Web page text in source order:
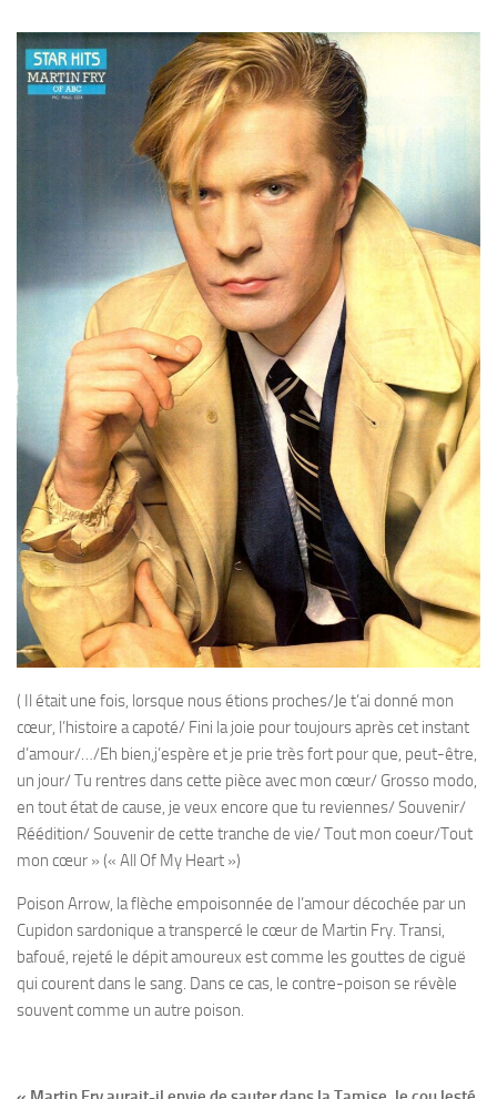
( Il était une fois, lorsque nous étions proches/Je t’ai donné mon
cœur, l’histoire a capoté/ Fini la joie pour toujours après cet instant
d’amour/…/Eh bien,j’espère et je prie très fort pour que, peut-être,
un jour/ Tu rentres dans cette pièce avec mon cœur/ Grosso modo,
en tout état de cause, je veux encore que tu reviennes/ Souvenir/
Réédition/ Souvenir de cette tranche de vie/ Tout mon coeur/Tout
mon cœur » (« All Of My Heart »)
Poison Arrow, la flèche empoisonnée de l’amour décochée par un
Cupidon sardonique a transpercé le cœur de Martin Fry. Transi,
bafoué, rejeté le dépit amoureux est comme les gouttes de ciguë
qui courent dans le sang. Dans ce cas, le contre-poison se révèle
souvent comme un autre poison.